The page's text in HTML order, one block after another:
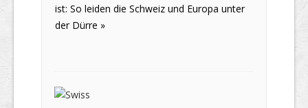
ist: So leiden die Schweiz und Europa unter
der Dürre »